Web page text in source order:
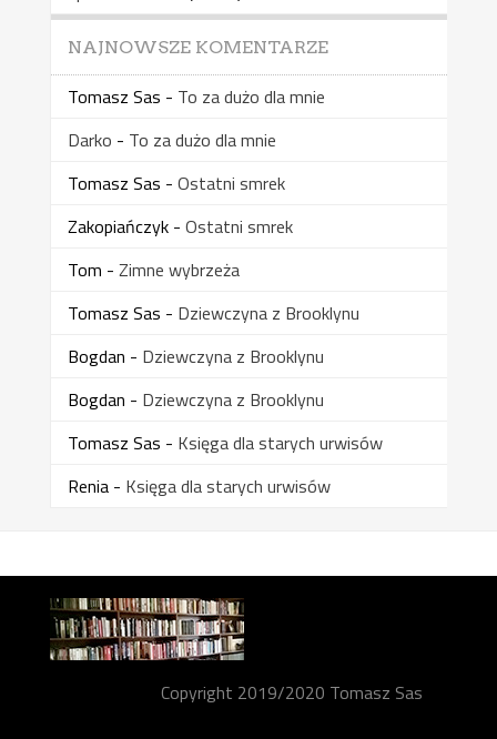
NAJNOWSZE KOMENTARZE
Tomasz Sas - To za dużo dla mnie
Darko - To za dużo dla mnie
Tomasz Sas - Ostatni smrek
Zakopiańczyk- Ostatni smrek
Tom - Zimne wybrzeża
Tomasz Sas - Dziewczyna z Brooklynu
Bogdan - Dziewczyna z Brooklynu
Bogdan - Dziewczyna z Brooklynu
Tomasz Sas - Księga dla starych urwisów
Renia- Księga dla starych urwisów
Copyright 2019/2020 Tomasz Sas